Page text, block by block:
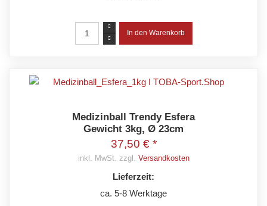
Medizinball Trendy Esfera
Gewicht 3kg, Ø 23cm
37,50 € *
inkl. MwSt. zzgl. Versandkosten
Lieferzeit:
ca. 5-8 Werktage